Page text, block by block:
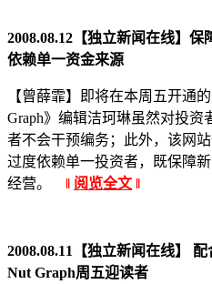
2008.08.12【独立新闻在线】
依赖单一资金来源
【曾薛霏】即将在本周五开通
Graph》编辑洁珂琳虽然对投
者不会干预编务；此外，该网
过度依赖单一投资者，既保障
经营。 ‖ 阅览全文 ‖
2008.08.11【独立新闻在线】
Nut Graph周五迎读者